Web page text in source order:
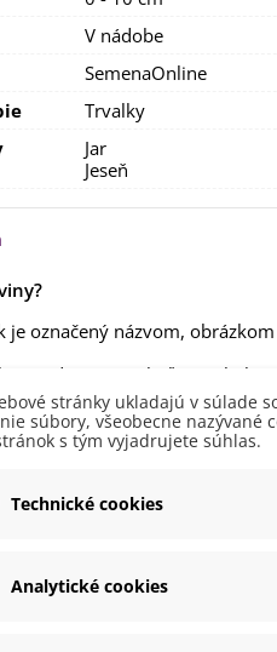
žltá -
Eukalyptus...
V nádobe
SemenaOnline
Trvalky
Jar
Jeseň
je označený názvom,
prírode, preto cibuľoviny
v deň odoslania.
balenie podľa Vašej
potrebovať
stránky ukladajú v súlade
súbory, všeobecne nazývané
s tým vyjadrujete súhlas.
Technické cookies
Analytické cookies